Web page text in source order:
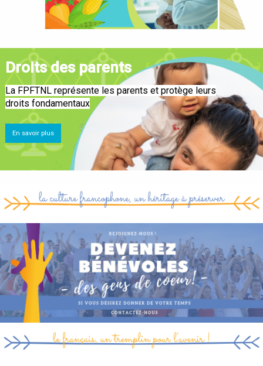
Droits des parents
La FPFTNL représente les parents et protège leurs
droits fondamentaux
En savoir plus